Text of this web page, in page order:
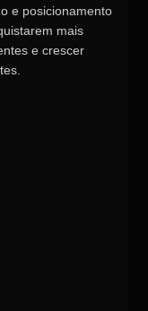
e posicionamento
mais
e crescer